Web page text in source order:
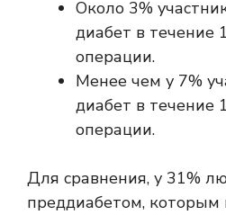
Около 3%
диабет в течение
операции.
Менее чем у 7%
диабет в течение
операции.
Для сравнения, у 31%
преддиабетом, которым